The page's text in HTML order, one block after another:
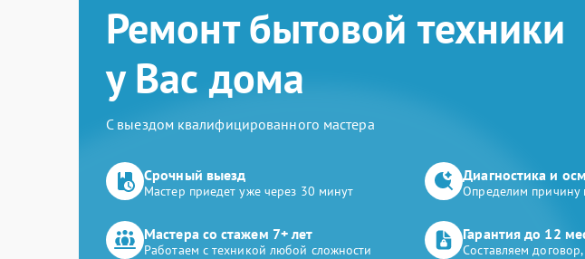
Ремонт бытовой техники
у Вас дома
С выездом квалифицированного мастера
Срочный выезд
Мастер приедет уже через 30 минут
Диагностика и
Определим причину
Мастера со стажем 7+ лет
Работаем с техникой любой сложности
Гарантия до 12
Составляем